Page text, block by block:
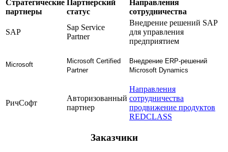
Стратегические
партнеры
Партнерский
статус
Направления
сотрудничества
SAP
Sap Service
Partner
Внедрение решений SAP
для управления
предприятием
Microsoft Microsoft Certified
Partner
Внедрение ERP-решений
Microsoft Dynamics
РичСофт
Авторизованный
партнер
Направления
сотрудничества
продвижение продуктов
REDCLASS
Заказчики